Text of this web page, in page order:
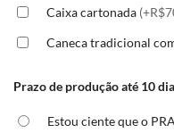
Caixa cartonada
Caneca tradicional
Prazo de produção até 10
Estou ciente que o